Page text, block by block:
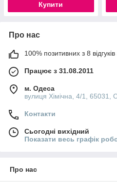
Купити
Про нас
100% позитивних з 8 відгуків
Працює з 31.08.2011
м. Одеса
вулиця Хімічна, 4/1, 65031,
Контакти
Сьогодні вихідний
Показати весь графік
Про нас